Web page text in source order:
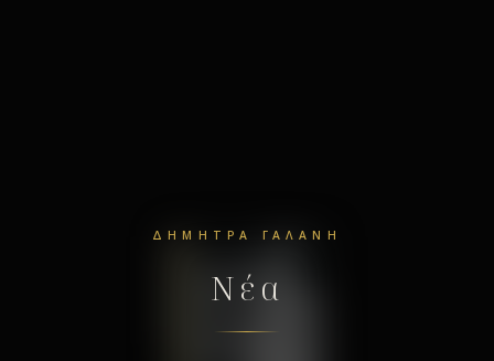
ΔΉΜΗΤΡΑ ΓΑΛΆΝΗ
Νέα